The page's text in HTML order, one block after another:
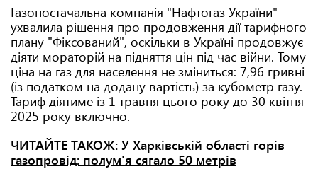
Газопостачальна компанія "Нафтогаз України"
ухвалила рішення про продовження дії тарифного
плану "Фіксований", оскільки в Україні продовжує
діяти мораторій на підняття цін під час війни. Тому
ціна на газ для населення не зміниться: 7,96 гривні
(із податком на додану вартість) за кубометр газу.
Тариф діятиме із 1 травня цього року до 30 квітня
2025 року включно.
ЧИТАЙТЕ ТАКОЖ: У Харківській області горів
газопровід: полум'я сягало 50 метрів